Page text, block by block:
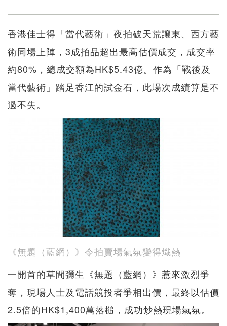
香港佳士得「當代藝術」夜拍破天荒讓東、西方藝
術同場上陣，3成拍品超出最高估價成交，成交率
約80%，總成交額為HK$5.43億。作為「戰後及
當代藝術」踏足香江的試金石，此場次成績算是不
過不失。
《無題（藍網）》令拍賣場氣氛變得熾熱
一開首的草間彌生《無題（藍網）》惹來激烈爭
奪，現場人士及電話競投者爭相出價，最終以估價
2.5倍的HK$1,400萬落槌，成功炒熱現場氣氛。